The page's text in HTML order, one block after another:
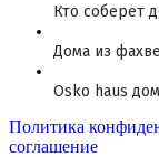
Кто соберет
Дома из
Osko haus
Политика
соглашение